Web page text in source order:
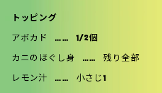
トッピング
アボカド …… 1/2個
カニのほぐし身 …… 残り全部
レモン汁 …… 小さじ1